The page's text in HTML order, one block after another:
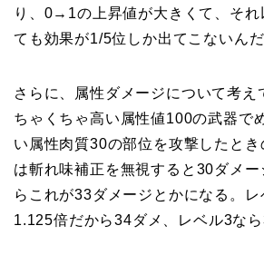
り、0→1の上昇値が大きくて、それ
ても効果が1/5位しか出てこないんだ
さらに、属性ダメージについて考え
ちゃくちゃ高い属性値100の武器で
い属性肉質30の部位を攻撃したと
は斬れ味補正を無視すると30ダメ
らこれが33ダメージとかになる。レ
1.125倍だから34ダメ、レベル3なら